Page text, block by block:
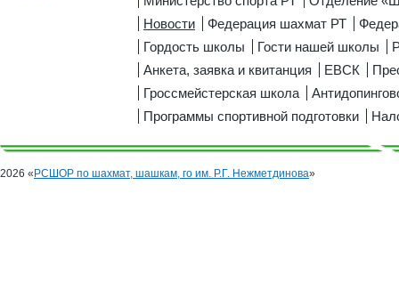
Новости
Федерация шахмат РТ
Гордость школы
Гости нашей школы
Анкета, заявка и квитанция
ЕВСК
Гроссмейстерская школа
Программы спортивной подготовки
2026 «РСШОР по шахмат, шашкам, го им. Р.Г. Нежметдинова»